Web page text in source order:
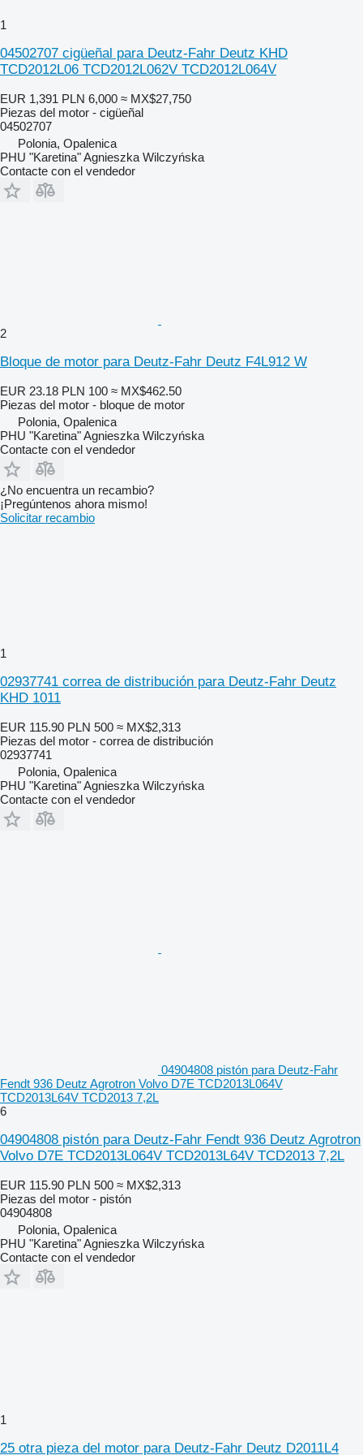
1
04502707 cigüeñal para Deutz-Fahr Deutz KHD
TCD2012L06 TCD2012L062V TCD2012L064V
EUR 1,391 PLN 6,000 ≈ MX$27,750
Piezas del motor - cigüeñal
04502707
Polonia, Opalenica
PHU "Karetina" Agnieszka Wilczyńska
Contacte con el vendedor
2
Bloque de motor para Deutz-Fahr Deutz F4L912 W
EUR 23.18 PLN 100 ≈ MX$462.50
Piezas del motor - bloque de motor
Polonia, Opalenica
PHU "Karetina" Agnieszka Wilczyńska
Contacte con el vendedor
¿No encuentra un recambio?
¡Pregúntenos ahora mismo!
Solicitar recambio
1
02937741 correa de distribución para Deutz-Fahr Deutz
KHD 1011
EUR 115.90 PLN 500 ≈ MX$2,313
Piezas del motor - correa de distribución
02937741
Polonia, Opalenica
PHU "Karetina" Agnieszka Wilczyńska
Contacte con el vendedor
04904808 pistón para Deutz-Fahr
Fendt 936 Deutz Agrotron Volvo D7E TCD2013L064V
TCD2013L64V TCD2013 7,2L
6
04904808 pistón para Deutz-Fahr Fendt 936 Deutz Agrotron
Volvo D7E TCD2013L064V TCD2013L64V TCD2013 7,2L
EUR 115.90 PLN 500 ≈ MX$2,313
Piezas del motor - pistón
04904808
Polonia, Opalenica
PHU "Karetina" Agnieszka Wilczyńska
Contacte con el vendedor
1
25 otra pieza del motor para Deutz-Fahr Deutz D2011L4